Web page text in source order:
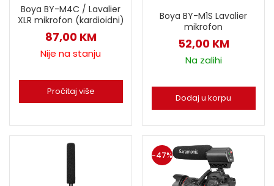
Boya BY-M4C / Lavalier
XLR mikrofon (kardioidni)
87,00 KM
Nije na stanju
Pročitaj više
Boya BY-M1S Lavalier
mikrofon
52,00 KM
Na zalihi
Dodaj u korpu
-47%